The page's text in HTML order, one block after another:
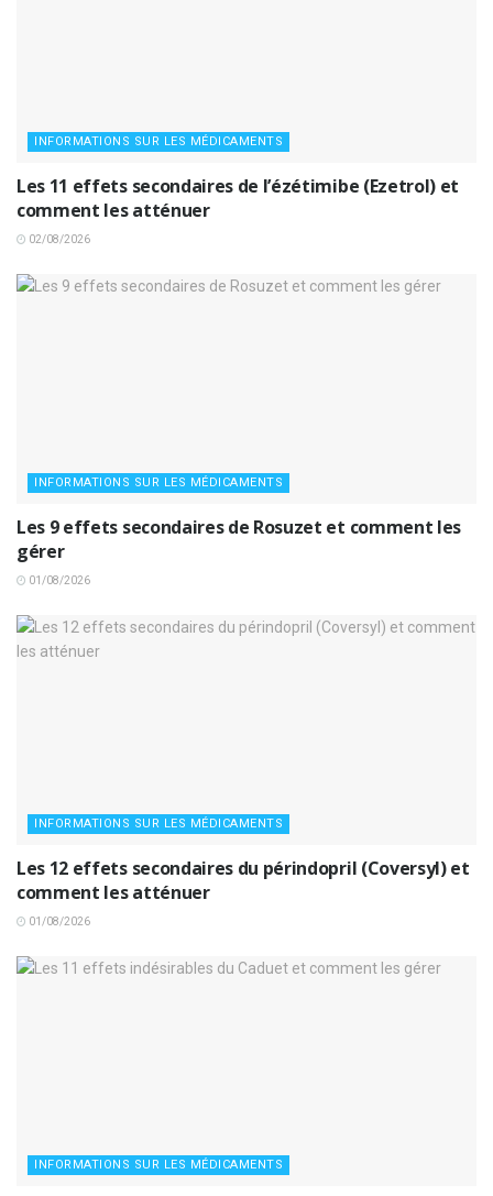
INFORMATIONS SUR LES MÉDICAMENTS
Les 11 effets secondaires de l’ézétimibe (Ezetrol) et
comment les atténuer
02/08/2026
INFORMATIONS SUR LES MÉDICAMENTS
Les 9 effets secondaires de Rosuzet et comment les
gérer
01/08/2026
INFORMATIONS SUR LES MÉDICAMENTS
Les 12 effets secondaires du périndopril (Coversyl) et
comment les atténuer
01/08/2026
INFORMATIONS SUR LES MÉDICAMENTS